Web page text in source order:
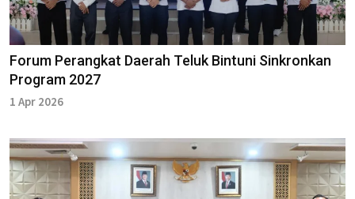
Forum Perangkat Daerah Teluk Bintuni Sinkronkan
Program 2027
1 Apr 2026